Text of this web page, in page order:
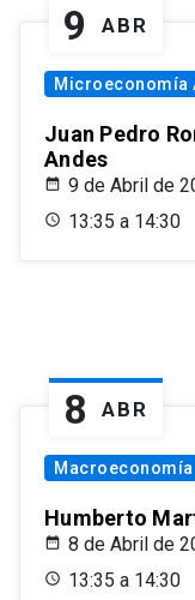
9 ABR
Microeconomía
Juan Pedro
Andes
9 de Abril de
13:35 a 14:30
8 ABR
Macroeconomía
Humberto
8 de Abril de
13:35 a 14:30